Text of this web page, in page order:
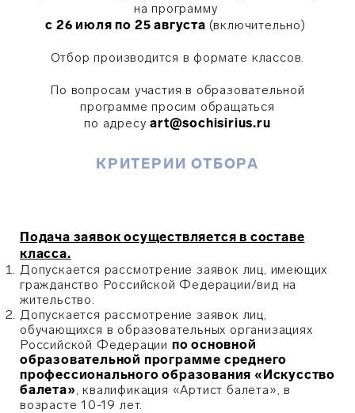
на программу
с 26 июля по 25 августа (включительно)
Отбор производится в формате классов.
По вопросам участия в образовательной
программе просим обращаться
по адресуart@sochisirius.ru
КРИТЕРИИ ОТБОРА
Подача заявок осуществляется в составе
класса.
Допускается рассмотрение заявок лиц, имеющих
гражданство Российской Федерации/вид на
жительство.
Допускается рассмотрение заявок лиц,
обучающихся в образовательных организациях
Российской Федерации по основной
образовательной программе среднего
профессионального образования «Искусство
балета», квалификация «Артист балета», в
возрасте 10-19 лет.